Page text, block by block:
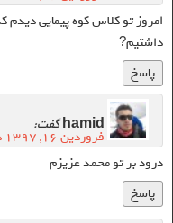
امروز تو کلاس کوه پیمایی دیدم
داشتیم?
پاسخ
hamidگفت:
فروردین ۱۶, ۱۳۹۷ در ۱۱:۱۲ ب.ظ
درود بر تو محمد عزیزم
پاسخ